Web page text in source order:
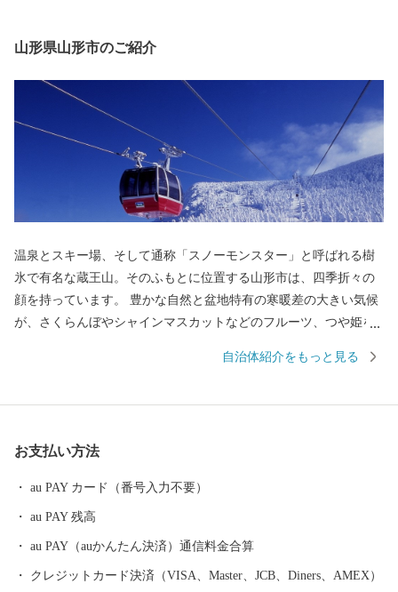
山形県山形市のご紹介
温泉とスキー場、そして通称「スノーモンスター」と呼ばれる樹
氷で有名な蔵王山。そのふもとに位置する山形市は、四季折々の
顔を持っています。 豊かな自然と盆地特有の寒暖差の大きい気候
が、さくらんぼやシャインマスカットなどのフルーツ、つや姫を
どの「山形ブランド」を生み出しています。 街中には商家の蔵や
は山形市が有する映像文化を育む環境が高い評価を受け、日本で
初めて、ユネスコ創造都市ネットワーク映画部門への加盟が認め
である山形交響楽団が活動しています。 平成３１年４月には中核
市に移行し、保健所を開設するなど、県都としても発展を続けて
自治体紹介をもっと見る
お支払い方法
au PAY カード（番号入力不要）
au PAY 残高
au PAY（auかんたん決済）通信料金合算
クレジットカード決済（VISA、Master、JCB、Diners、AMEX）